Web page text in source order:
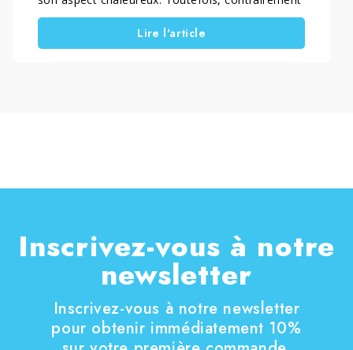
à un parquet verni, il nécessite un entretien
spécifique. Cet entretien permet de préserver
durablement ses qualités esthétiques et
Lire l'article
Inscrivez-vous à notre
newsletter
Inscrivez-vous à notre newsletter
pour obtenir immédiatement 10%